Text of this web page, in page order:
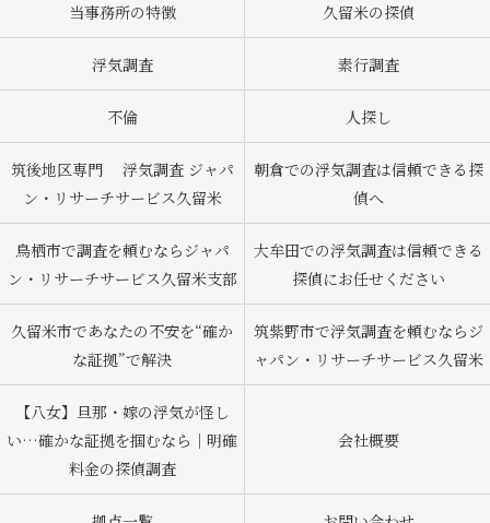
当事務所の特徴 久留米の探偵
浮気調査 素行調査
不倫 人探し
筑後地区専門 浮気調査 ジャパ
ン・リサーチサービス久留米
朝倉での浮気調査は信頼できる探
偵へ
鳥栖市で調査を頼むならジャパ
ン・リサーチサービス久留米支部
大牟田での浮気調査は信頼できる
探偵にお任せください
久留米市であなたの不安を“確か
な証拠”で解決
筑紫野市で浮気調査を頼むならジ
ャパン・リサーチサービス久留米
【八女】旦那・嫁の浮気が怪し
い…確かな証拠を掴むなら｜明確
料金の探偵調査
会社概要